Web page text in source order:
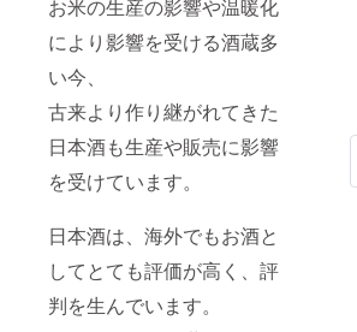
お米の生産の影響や温暖化
により影響を受ける酒蔵多
い今、
古来より作り継がれてきた
日本酒も生産や販売に影響
を受けています。
日本酒は、海外でもお酒と
してとても評価が高く、評
判を生んでいます。